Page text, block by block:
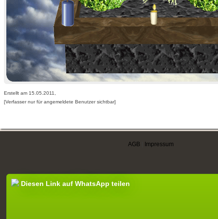
Erstellt am 15.05.2011,
[Verfasser nur für angemeldete Benutzer sichtbar]
AGB Impressum
Diesen Link auf WhatsApp teilen